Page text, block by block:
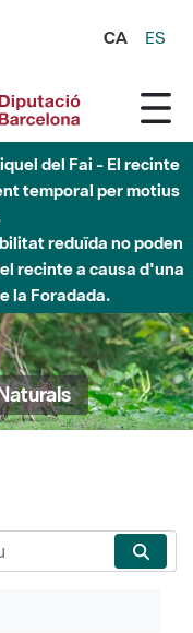
CA ES
del Fai - El recinte
temporal per motius
reduïda no poden
recinte a causa d'una
la Foradada.